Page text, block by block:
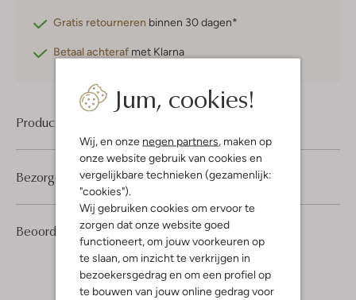
Jum, cookies!
Wij, en onze negen partners , maken op
onze website gebruik van cookies en
vergelijkbare technieken (gezamenlijk:
"cookies").
Wij gebruiken cookies om ervoor te
zorgen dat onze website goed
functioneert, om jouw voorkeuren op
te slaan, om inzicht te verkrijgen in
bezoekersgedrag en om een profiel op
te bouwen van jouw online gedrag voor
Gratis retourneren binnen 30 dagen*
Betaal achteraf met Klarna
Product informatie
Beoordelingen (1) 5
1
5
Sterren
Bezorgen & retourneren